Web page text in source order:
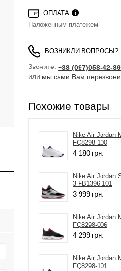
ОПЛАТА
Наложенным платежем
ВОЗНИКЛИ ВОПРОСЫ?
Звоните: +38 (097)058-42-89
или мы сами Вам
Похожие товары
Nike Air Jordan
FQ8298-100
4 180 грн.
Nike Air Jordan
3 FB1396-101
3 999 грн.
Nike Air Jordan
FQ8298-006
4 299 грн.
Nike Air Jordan
FQ8298-101